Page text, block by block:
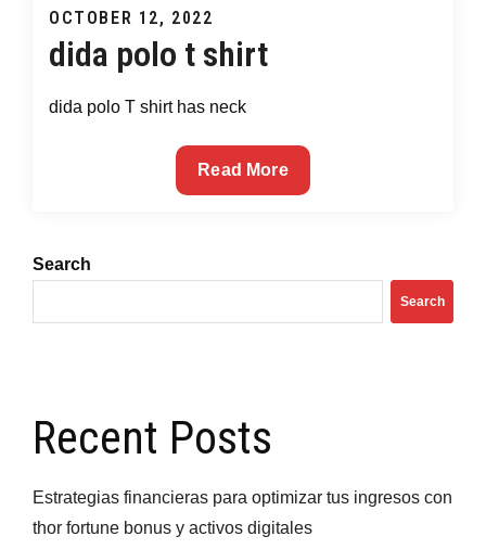
Posted
on
OCTOBER 12, 2022
dida polo t shirt
dida polo T shirt has neck
dida
polo
Read More
Search
Search
Recent Posts
Estrategias financieras para optimizar tus ingresos con
thor fortune bonus y activos digitales